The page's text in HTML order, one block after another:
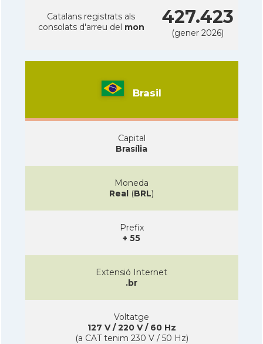
Catalans registrats als
consolats d'arreu del mon 427.423
(gener 2026)
Brasil
Capital
Brasília
Moneda
Real (BRL)
Prefix
+ 55
Extensió Internet
.br
Voltatge
127 V / 220 V / 60 Hz
(a CAT tenim 230 V / 50 Hz)